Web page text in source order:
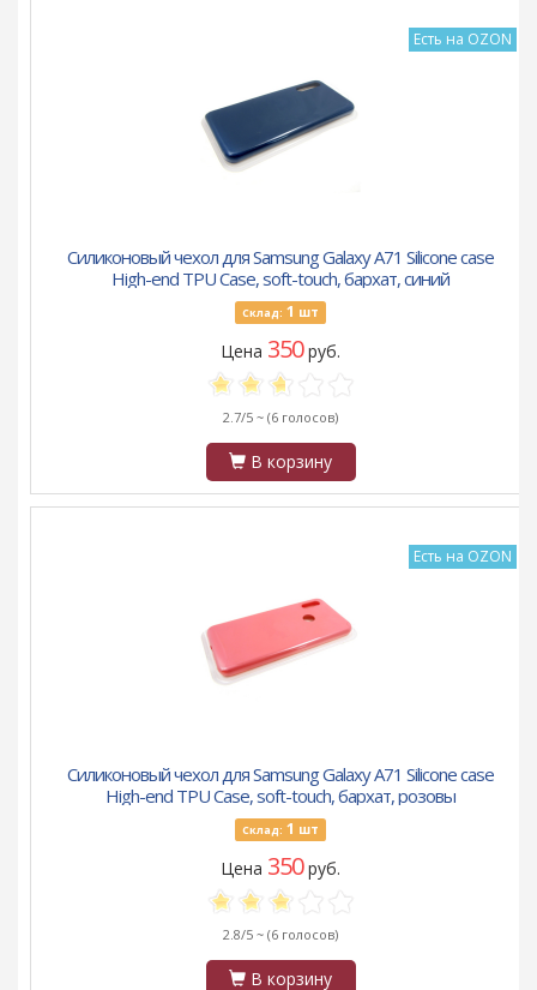
Есть на OZON
Силиконовый чехол для Samsung Galaxy A71 Silicone case
High-end TPU Case, soft-touch, бархат, синий
Склад: 1 шт
Цена 350руб.
2.7/5 ~ (6 голосов)
В корзину
Есть на OZON
Силиконовый чехол для Samsung Galaxy A71 Silicone case
High-end TPU Case, soft-touch, бархат, розовы
Склад: 1 шт
Цена 350руб.
2.8/5 ~ (6 голосов)
В корзину